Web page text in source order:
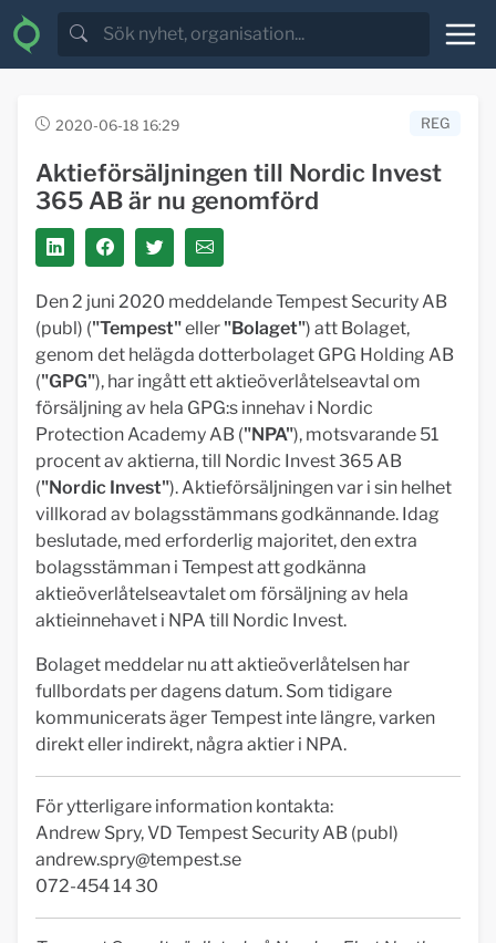
2020-06-18 16:29 REG
Aktieförsäljningen till Nordic Invest
365 AB är nu genomförd
Den 2 juni 2020 meddelande Tempest Security AB
(publ) ("Tempest"eller "Bolaget") att Bolaget,
genom det helägda dotterbolaget GPG Holding AB
("GPG"), har ingått ett aktieöverlåtelseavtal om
försäljning av hela GPG:s innehav i Nordic
Protection Academy AB ("NPA"), motsvarande 51
procent av aktierna, till Nordic Invest 365 AB
("Nordic Invest"). Aktieförsäljningen var i sin helhet
villkorad av bolagsstämmans godkännande. Idag
beslutade, med erforderlig majoritet, den extra
bolagsstämman i Tempest att godkänna
aktieöverlåtelseavtalet om försäljning av hela
aktieinnehavet i NPA till Nordic Invest.
Bolaget meddelar nu att aktieöverlåtelsen har
fullbordats per dagens datum. Som tidigare
kommunicerats äger Tempest inte längre, varken
direkt eller indirekt, några aktier i NPA.
För ytterligare information kontakta:
Andrew Spry, VD Tempest Security AB (publ)
andrew.spry@tempest.se
072-454 14 30